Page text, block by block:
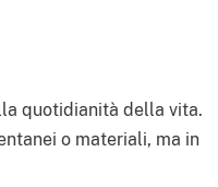
quotidianità della vita.
o materiali, ma in